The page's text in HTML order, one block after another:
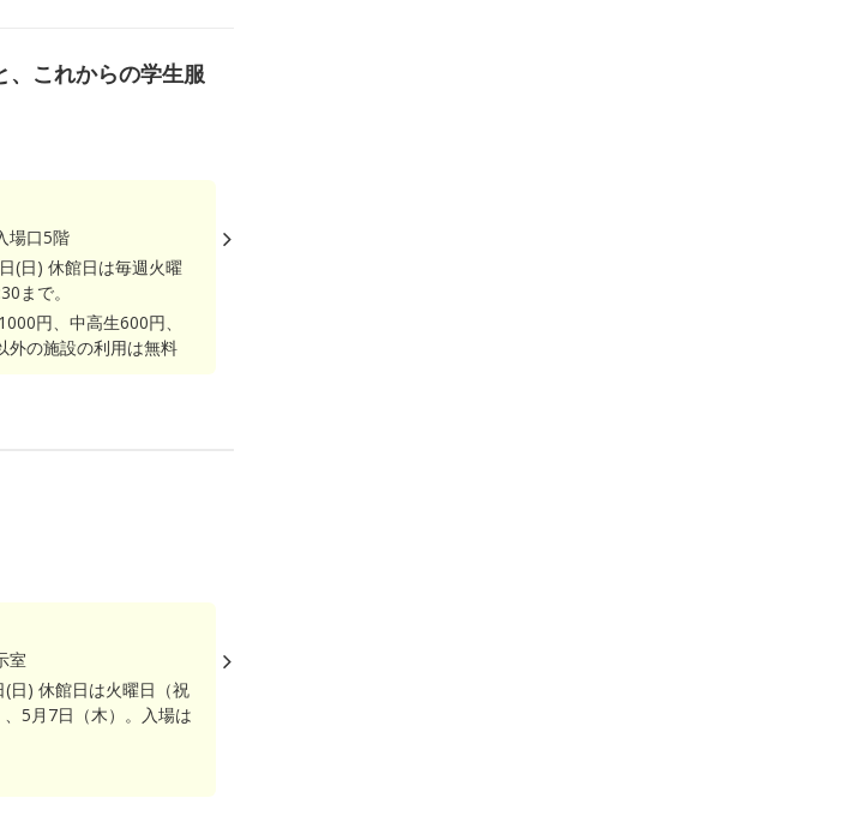
、これからの学生服
場口5階
(日) 休館日は毎週火曜
まで。
円、中高生600円、
の施設の利用は無料
室
日) 休館日は火曜日（祝
5月7日（木）。入場は